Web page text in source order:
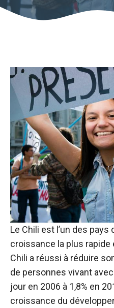
Le Chili est l’un des pays
croissance la plus rapide
Chili a réussi à réduire
de personnes vivant
jour en 2006 à 1,8% en
croissance du